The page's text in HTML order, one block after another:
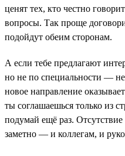
ценят тех, кто честно
вопросы. Так проще
подойдут обеим сторонам.
А если тебе предлагают
но не по специальности — не
новое направление
ты соглашаешься только из
подумай ещё раз. Отсутствие
заметно — и коллегам, и